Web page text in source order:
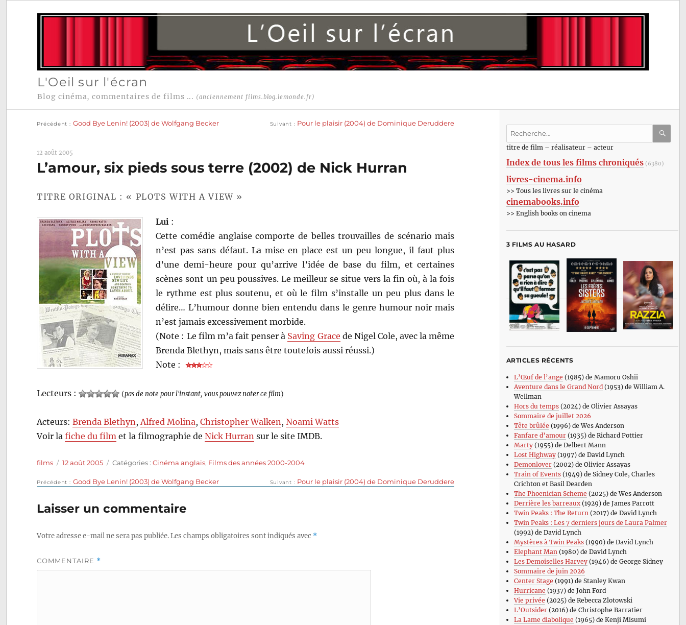
L'Oeil sur l'écran
Blog cinéma, commentaires de films ... (anciennement films.blog.lemonde.fr)
Navigation
l’article
Précédent Good Bye Lenin! (2003) de Wolfgang Becker Suivant Pour le plaisir (2004) de Dominique Deruddere
12 août 2005
L’amour, six pieds sous terre (2002) de Nick Hurran
TITRE ORIGINAL : « PLOTS WITH A VIEW »
Lui :
Cette comédie anglaise comporte de belles trouvailles de scénario mais
n’est pas sans défaut. La mise en place est un peu longue, il faut plus
d’une demi-heure pour qu’arrive l’idée de base du film, et certaines
scènes sont un peu poussives. Le meilleur se situe vers la fin où, à la fois
le rythme est plus soutenu, et où le film s’installe un peu plus dans le
délire… L’humour donne bien entendu dans le genre humour noir mais
n’est jamais excessivement morbide.
(Note : Le film m’a fait penser à Saving Grace de Nigel Cole, avec la même
Brenda Blethyn, mais sans être toutefois aussi réussi.)
Note :
Lecteurs : (pas de note pour l'instant, vous pouvez noter ce film)
Acteurs:Brenda Blethyn , Alfred Molina,Christopher Walken ,Noami Watts
Voir lafiche du film et la filmographie deNick Hurran sur le site IMDB.
Auteur
films
Publié
12 août 2005 Catégories
Catégories :Cinéma anglais, Films des années 2000-2004
Navigation
de
l’article
Précédent
Publication
Good Bye Lenin! (2003) de Wolfgang Becker Suivant
Publication
Pour le plaisir (2004) de Dominique Deruddere
Laisser un commentaire
Votre adresse e-mail ne sera pas publiée.Les champs obligatoires sont indiqués avec *
COMMENTAIRE *
Recherche
:titre de film – réalisateur – acteur
Index de tous les films chroniqués (6380)
livres-cinema.info
>> Tous les livres sur le cinéma
cinemabooks.info
>> English books on cinema
3 FILMS AU HASARD
ARTICLES RÉCENTS
L’Œuf de l’ange (1985) de Mamoru Oshii
Aventure dans le Grand Nord(1953) de William A.
Wellman
Hors du temps(2024) de Olivier Assayas
Sommaire de juillet 2026
Tête brûlée (1996) de Wes Anderson
Fanfare d’amour(1935) de Richard Pottier
Marty(1955) de Delbert Mann
Lost Highway(1997) de David Lynch
Demonlover(2002) de Olivier Assayas
Train of Events(1949) de Sidney Cole, Charles
Crichton et Basil Dearden
The Phoenician Scheme (2025) de Wes Anderson
Derrière les barreaux(1929) de James Parrott
Twin Peaks : The Return(2017) de David Lynch
Twin Peaks : Les 7 derniers jours de Laura Palmer
(1992) de David Lynch
Mystères à Twin Peaks(1990) de David Lynch
Elephant Man(1980) de David Lynch
Les Demoiselles Harvey(1946) de George Sidney
Sommaire de juin 2026
Center Stage (1991) de Stanley Kwan
Hurricane (1937) de John Ford
Vie privée (2025) de Rebecca Zlotowski
L’Outsider(2016) de Christophe Barratier
La Lame diabolique (1965) de Kenji Misumi